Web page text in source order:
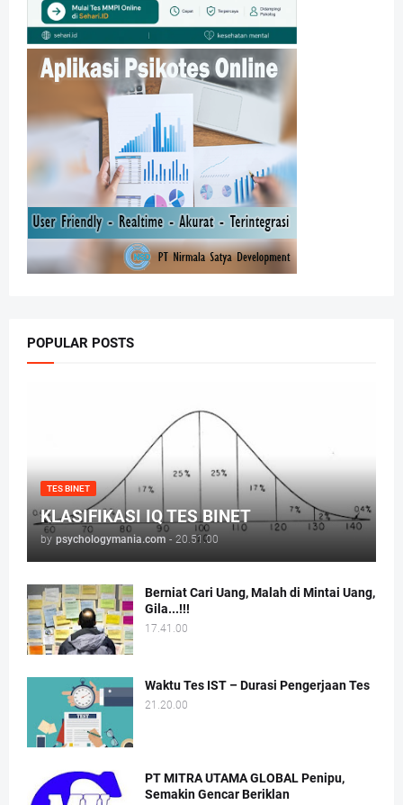
POPULAR POSTS
TES BINET
KLASIFIKASI IQ TES BINET
by psychologymania.com - 20.51.00
Berniat Cari Uang, Malah di Mintai Uang,
Gila...!!!
17.41.00
Waktu Tes IST – Durasi Pengerjaan Tes
21.20.00
PT MITRA UTAMA GLOBAL Penipu,
Semakin Gencar Beriklan